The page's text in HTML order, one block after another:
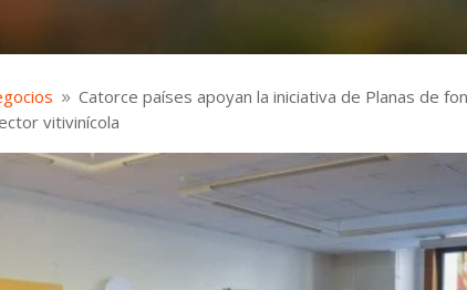
9 Catorce países apoyan la iniciativa de Planas de
vitivinícola